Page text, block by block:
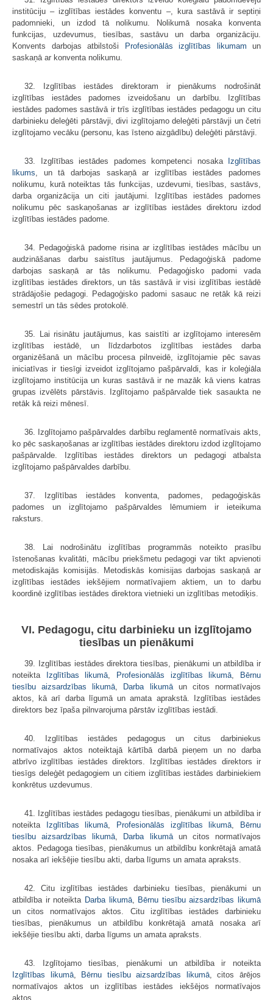
institūciju – izglītības iestādes konventu –, kura sastāvā ir septiņi
padomnieki, un izdod tā nolikumu. Nolikumā nosaka konventa
funkcijas, uzdevumus, tiesības, sastāvu un darba organizāciju.
Konvents darbojas atbilstoši Profesionālās izglītības likumam un
saskaņā ar konventa nolikumu.
32. Izglītības iestādes direktoram ir pienākums nodrošināt
izglītības iestādes padomes izveidošanu un darbību. Izglītības
iestādes padomes sastāvā ir trīs izglītības iestādes pedagogu un citu
darbinieku deleģēti pārstāvji, divi izglītojamo deleģēti pārstāvji un četri
izglītojamo vecāku (personu, kas īsteno aizgādību) deleģēti pārstāvji.
33. Izglītības iestādes padomes kompetenci nosaka Izglītības
likums , un tā darbojas saskaņā ar izglītības iestādes padomes
nolikumu, kurā noteiktas tās funkcijas, uzdevumi, tiesības, sastāvs,
darba organizācija un citi jautājumi. Izglītības iestādes padomes
nolikumu pēc saskaņošanas ar izglītības iestādes direktoru izdod
izglītības iestādes padome.
34. Pedagoģiskā padome risina ar izglītības iestādes mācību un
audzināšanas darbu saistītus jautājumus. Pedagoģiskā padome
darbojas saskaņā ar tās nolikumu. Pedagoģisko padomi vada
izglītības iestādes direktors, un tās sastāvā ir visi izglītības iestādē
strādājošie pedagogi. Pedagoģisko padomi sasauc ne retāk kā reizi
semestrī un tās sēdes protokolē.
35. Lai risinātu jautājumus, kas saistīti ar izglītojamo interesēm
izglītības iestādē, un līdzdarbotos izglītības iestādes darba
organizēšanā un mācību procesa pilnveidē, izglītojamie pēc savas
iniciatīvas ir tiesīgi izveidot izglītojamo pašpārvaldi, kas ir koleģiāla
izglītojamo institūcija un kuras sastāvā ir ne mazāk kā viens katras
grupas izvēlēts pārstāvis. Izglītojamo pašpārvalde tiek sasaukta ne
retāk kā reizi mēnesī.
36. Izglītojamo pašpārvaldes darbību reglamentē normatīvais akts,
ko pēc saskaņošanas ar izglītības iestādes direktoru izdod izglītojamo
pašpārvalde. Izglītības iestādes direktors un pedagogi atbalsta
izglītojamo pašpārvaldes darbību.
37. Izglītības iestādes konventa, padomes, pedagoģiskās
padomes un izglītojamo pašpārvaldes lēmumiem ir ieteikuma
raksturs.
38. Lai nodrošinātu izglītības programmās noteikto prasību
īstenošanas kvalitāti, mācību priekšmetu pedagogi var tikt apvienoti
metodiskajās komisijās. Metodiskās komisijas darbojas saskaņā ar
izglītības iestādes iekšējiem normatīvajiem aktiem, un to darbu
koordinē izglītības iestādes direktora vietnieki un izglītības metodiķis.
VI. Pedagogu, citu darbinieku un izglītojamo
tiesības un pienākumi
39. Izglītības iestādes direktora tiesības, pienākumi un atbildība ir
noteikta
Izglītības likumā, Profesionālās izglītības likumā,
Bērnu
tiesību aizsardzības likumā, Darba likumāun citos normatīvajos
aktos, kā arī darba līgumā un amata aprakstā. Izglītības iestādes
direktors bez īpaša pilnvarojuma pārstāv izglītības iestādi.
40. Izglītības iestādes pedagogus un citus darbiniekus
normatīvajos aktos noteiktajā kārtībā darbā pieņem un no darba
atbrīvo izglītības iestādes direktors. Izglītības iestādes direktors ir
tiesīgs deleģēt pedagogiem un citiem izglītības iestādes darbiniekiem
konkrētus uzdevumus.
41. Izglītības iestādes pedagogu tiesības, pienākumi un atbildība ir
noteikta
Izglītības likumā, Profesionālās izglītības likumā,
Bērnu
tiesību aizsardzības likumā, Darba likumāun citos normatīvajos
aktos. Pedagoga tiesības, pienākumus un atbildību konkrētajā amatā
nosaka arī iekšējie tiesību akti, darba līgums un amata apraksts.
42. Citu izglītības iestādes darbinieku tiesības, pienākumi un
atbildība ir noteikta Darba likumā, Bērnu tiesību aizsardzības likumā
un citos normatīvajos aktos. Citu izglītības iestādes darbinieku
tiesības, pienākumus un atbildību konkrētajā amatā nosaka arī
iekšējie tiesību akti, darba līgums un amata apraksts.
43. Izglītojamo tiesības, pienākumi un atbildība ir noteikta
Izglītības likumā, Bērnu tiesību aizsardzības likumā, citos ārējos
normatīvajos aktos un izglītības iestādes iekšējos normatīvajos
aktos.